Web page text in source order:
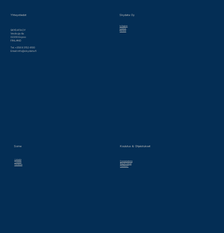
Yhteystiedot
SKYDATA OY
Vesikuja 4a
02200 Espoo
FINLAND
Tel. +358 9 3152 4100
Email:info@skydata.fi
Some
Linkedin
Youtube
Facebook
Koulutus & Ohjeistukset
Droneakatemia
Blog & Uutiset
Huoltoon?
Skydata Oy
In English
Historia
Palvelut